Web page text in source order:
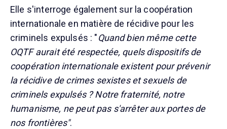
Elle s'interroge également sur la coopération
internationale en matière de récidive pour les
criminels expulsés : "Quand bien même cette
OQTF aurait été respectée, quels dispositifs de
coopération internationale existent pour prévenir
la récidive de crimes sexistes et sexuels de
criminels expulsés ? Notre fraternité, notre
humanisme, ne peut pas s'arrêter aux portes de
nos frontières".